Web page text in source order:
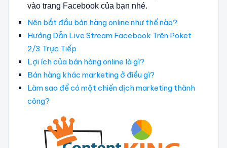
vào trang Facebook của bạn nhé.
Nên bắt đầu bán hàng online như thế nào?
Hướng Dẫn Live Stream Facebook Trên Poket
2/3 Trực Tiếp
Lợi ích của bán hàng online là gì?
Bán hàng khác marketing ở điều gì?
Làm sao để có một chiến dịch marketing thành
công?